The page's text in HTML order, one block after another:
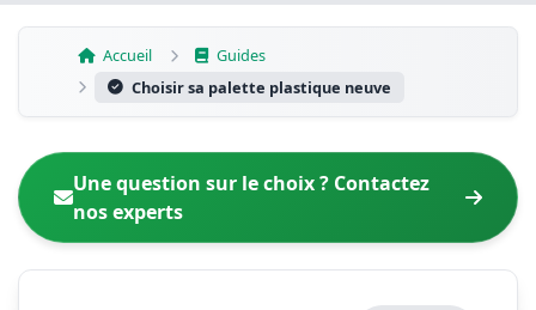
Aller
au
Accueil
Guides
Choisir sa palette plastique neuve
Une question sur le choix ? Contactez
nos experts